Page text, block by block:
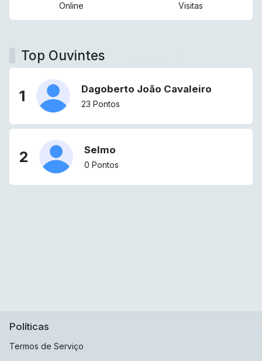
Online Visitas
Top Ouvintes
1 Dagoberto João Cavaleiro
23 Pontos
2 Selmo
0 Pontos
Políticas
Termos de Serviço